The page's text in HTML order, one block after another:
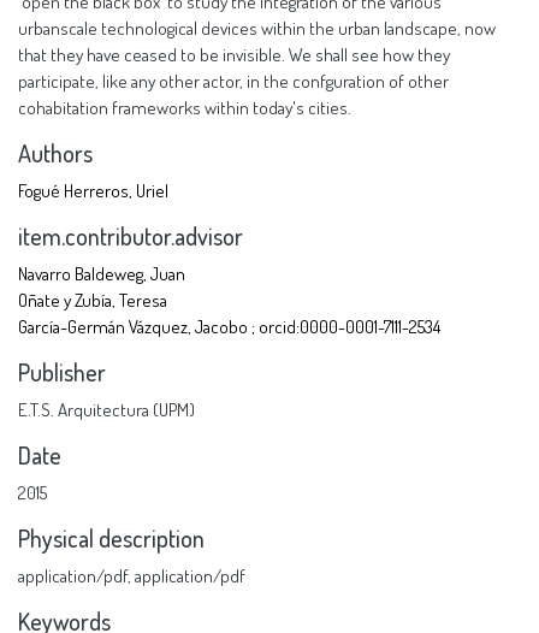
urbanscale technological devices within the urban landscape, now
that they have ceased to be invisible. We shall see how they
participate, like any other actor, in the confguration of other
cohabitation frameworks within today's cities.
Authors
Fogué Herreros, Uriel
item.contributor.advisor
Navarro Baldeweg, Juan
Oñate y Zubía, Teresa
García-Germán Vázquez, Jacobo ; orcid:0000-0001-7111-2534
Publisher
E.T.S. Arquitectura (UPM)
Date
2015
Physical description
application/pdf, application/pdf
Keywords